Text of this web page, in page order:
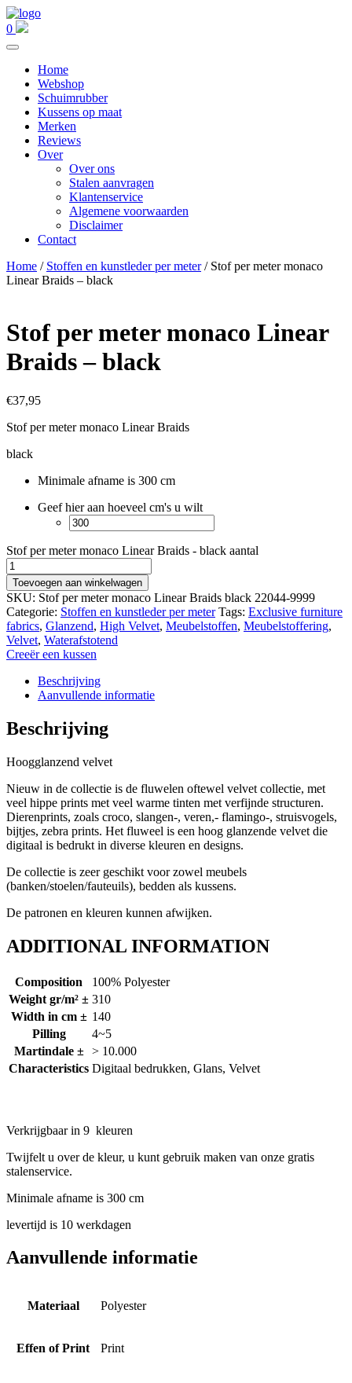
0
Home
Webshop
Schuimrubber
Kussens op maat
Merken
Reviews
Over
Over ons
Stalen aanvragen
Klantenservice
Algemene voorwaarden
Disclaimer
Contact
Home / Stoffen en kunstleder per meter/ Stof per meter monaco
Linear Braids – black
Stof per meter monaco Linear
Braids – black
€37,95
Stof per meter monaco Linear Braids
black
Minimale afname is 300 cm
Geef hier aan hoeveel cm's u wilt
Stof per meter monaco Linear Braids - black aantal
Toevoegen aan winkelwagen
SKU: Stof per meter monaco Linear Braids black 22044-9999
Categorie: Stoffen en kunstleder per meter Tags: Exclusive furniture
fabrics, Glanzend, High Velvet, Meubelstoffen, Meubelstoffering,
Velvet, Waterafstotend
Creeër een kussen
Beschrijving
Aanvullende informatie
Beschrijving
Hoogglanzend velvet
Nieuw in de collectie is de fluwelen oftewel velvet collectie, met
veel hippe prints met veel warme tinten met verfijnde structuren.
Dierenprints, zoals croco, slangen-, veren,- flamingo-, struisvogels,
bijtjes, zebra prints. Het fluweel is een hoog glanzende velvet die
digitaal is bedrukt in diverse kleuren en designs.
De collectie is zeer geschikt voor zowel meubels
(banken/stoelen/fauteuils), bedden als kussens.
De patronen en kleuren kunnen afwijken.
ADDITIONAL INFORMATION
Composition
100% Polyester
Weight gr/m² ± 310
Width in cm ± 140
Pilling
4~5
Martindale ±
> 10.000
Characteristics Digitaal bedrukken, Glans, Velvet
Verkrijgbaar in 9 kleuren
Twijfelt u over de kleur, u kunt gebruik maken van onze gratis
stalenservice.
Minimale afname is 300 cm
levertijd is 10 werkdagen
Aanvullende informatie
Materiaal Polyester
Effen of Print Print